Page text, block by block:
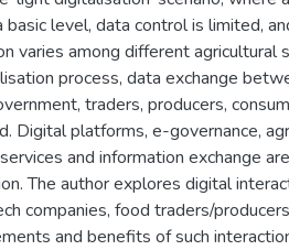
level, data control is limited,
varies among different agricultural
process, data exchange
traders, producers,
Digital platforms, e-governance,
and information exchange
The author explores digital
companies, food traders/
and benefits of such